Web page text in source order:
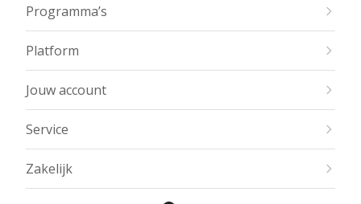
Programma’s
Platform
Jouw account
Service
Zakelijk